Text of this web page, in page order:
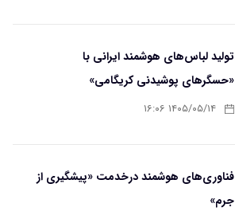
تولید لباس‌های هوشمند ایرانی با
«حسگرهای پوشیدنی کریگامی»
۱۴۰۵/۰۵/۱۴ ۱۶:۰۶
فناوری‌های هوشمند درخدمت «پیشگیری از
جرم»